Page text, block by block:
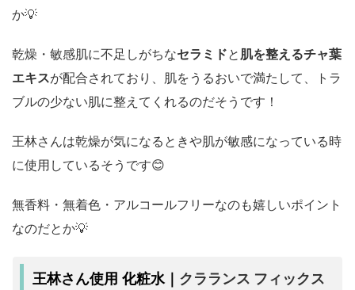
か💡
乾燥・敏感肌に不足しがちなセラミドと 肌を整えるチャ葉
エキスが配合されており、肌をうるおいで満たして、トラ
ブルの少ない肌に整えてくれるのだそうです！
王林さんは乾燥が気になるときや肌が敏感になっている時
に使用しているそうです😊
無香料・無着色・アルコールフリーなのも嬉しいポイント
なのだとか💡
王林さん使用 化粧水｜ クラランス フィックス